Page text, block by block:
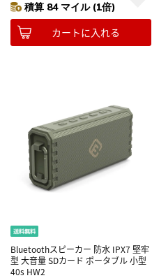
積算 84 マイル (1倍)
カートに入れる
Bluetoothスピーカー 防水 IPX7 堅牢
型 大音量 SDカード ポータブル 小型
40s HW2